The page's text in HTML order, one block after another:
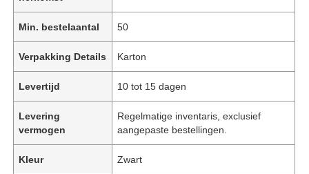
Min. bestelaantal 50
Verpakking Details Karton
Levertijd 10 tot 15 dagen
Levering
vermogen
Regelmatige inventaris, exclusief
aangepaste bestellingen.
Kleur Zwart